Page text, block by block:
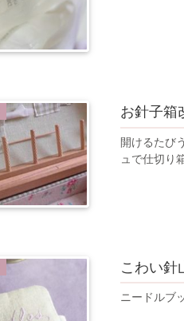
お針子箱
開けるたび
ュで仕切り
こわい針
ニードルブ